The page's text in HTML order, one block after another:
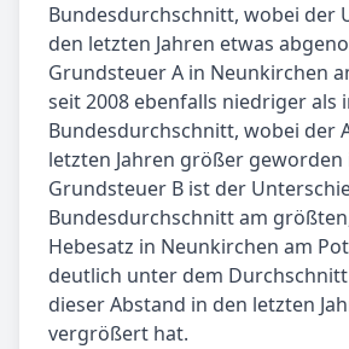
Bundesdurchschnitt, wobei der
den letzten Jahren etwas
Grundsteuer A in Neunkirchen
seit 2008 ebenfalls niedriger als
Bundesdurchschnitt, wobei der
letzten Jahren größer geworden
Grundsteuer B ist der
Bundesdurchschnitt am
Hebesatz in Neunkirchen am
deutlich unter dem
dieser Abstand in den letzten
vergrößert hat.